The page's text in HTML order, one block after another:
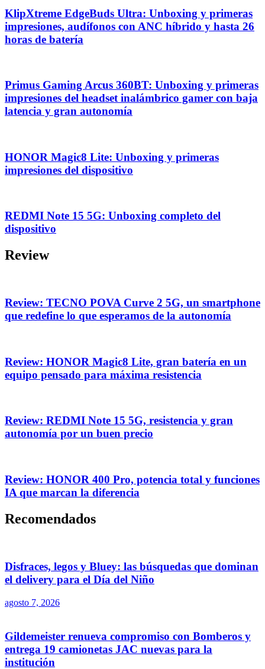
KlipXtreme EdgeBuds Ultra: Unboxing y primeras
impresiones, audífonos con ANC híbrido y hasta 26
horas de batería
Primus Gaming Arcus 360BT: Unboxing y primeras
impresiones del headset inalámbrico gamer con baja
latencia y gran autonomía
HONOR Magic8 Lite: Unboxing y primeras
impresiones del dispositivo
REDMI Note 15 5G: Unboxing completo del
dispositivo
Review
Review: TECNO POVA Curve 2 5G, un smartphone
que redefine lo que esperamos de la autonomía
Review: HONOR Magic8 Lite, gran batería en un
equipo pensado para máxima resistencia
Review: REDMI Note 15 5G, resistencia y gran
autonomía por un buen precio
Review: HONOR 400 Pro, potencia total y funciones
IA que marcan la diferencia
Recomendados
Disfraces, legos y Bluey: las búsquedas que dominan
el delivery para el Día del Niño
agosto 7, 2026
Gildemeister renueva compromiso con Bomberos y
entrega 19 camionetas JAC nuevas para la
institución